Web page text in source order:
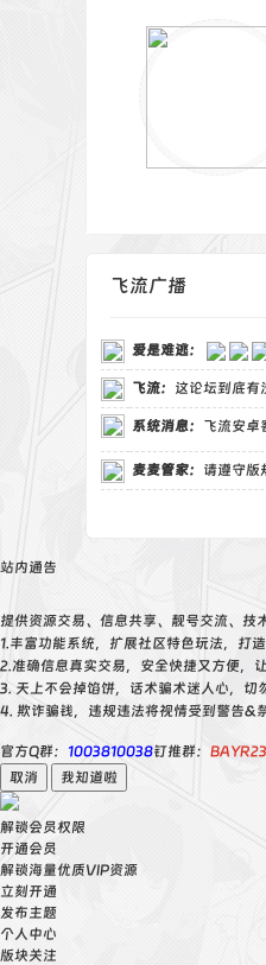
飞流广播
爱是难逃：
飞流： 这论坛到底有
系统消息： 飞流安卓
麦麦管家： 请遵守版
站内通告
提供资源交易、信息共享、靓号交流、技
1.丰富功能系统，扩展社区特色玩法，打
2.准确信息真实交易，安全快捷又方便，
3. 天上不会掉馅饼，话术骗术迷人心，切
4. 欺诈骗钱，违规违法将视情受到警告&
官方Q群： 1003810038钉推群：
取消
我知道啦
解锁会员权限
开通会员
解锁海量优质VIP资源
立刻开通
发布主题
个人中心
版块关注